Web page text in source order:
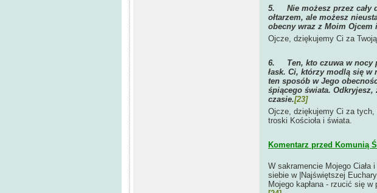
5. Nie możesz przez
ołtarzem, ale możesz
obecny wraz z Moim Ojcem
Ojcze, dziękujemy Ci za
6. Ten, kto czuwa w
łask. Ci, którzy modlą się w
ten sposób w Jego
śpiącego świata.
czasie.[23]
Ojcze, dziękujemy Ci za tych,
troski Kościoła i świata.
Komentarz przed Komunią
W sakramencie Mojego
siebie w |Najświętszej
Mojego kapłana - rzucić się